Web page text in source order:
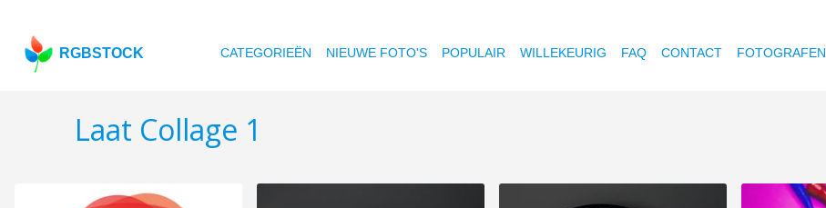
RGBSTOCK CATEGORIEËN NIEUWE FOTO'S POPULAIR WILLEKEURIG FAQ CONTACT FOTOGRAFEN
Laat Collage 1